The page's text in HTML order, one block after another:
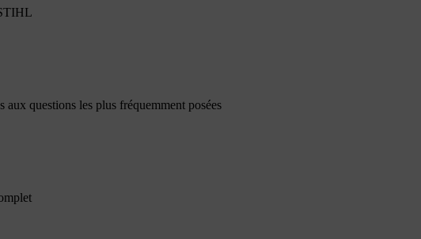
aux questions les plus fréquemment posées